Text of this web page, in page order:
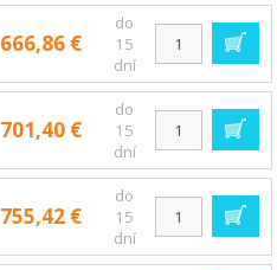
666,86 €
do
15
dní
701,40 €
do
15
dní
755,42 €
do
15
dní